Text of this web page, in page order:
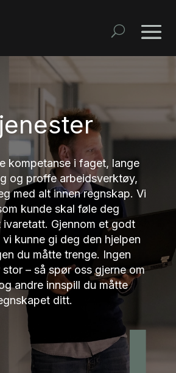
kompetanse i faget, lange
og proffe arbeidsverktøy,
med alt innen regnskap. Vi
kunde skal føle deg
Gjennom et godt
kunne gi deg den hjelpen
du måtte trenge. Ingen
– så spør oss gjerne om
andre innspill du måtte
ditt.